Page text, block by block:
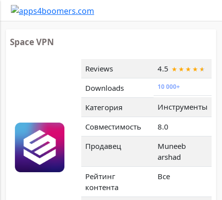
Space VPN
Reviews
4.5
Downloads
10 000+
Категория
Инструменты
Совместимость
8.0
Продавец
Muneeb
arshad
Рейтинг
контента
Все